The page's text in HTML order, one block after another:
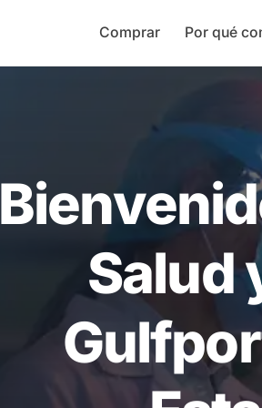
Comprar Por qué
Salud